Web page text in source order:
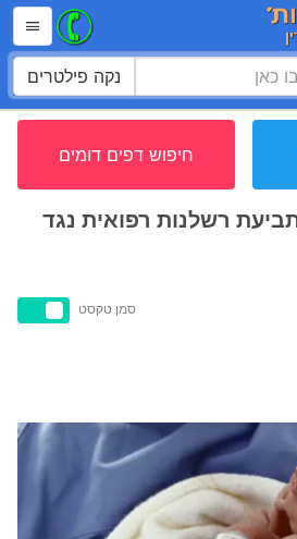
נקה פילטרים
חיפוש דפים דומים
בשבוע 27 - תביעת רשלנות רפואית נגד
סמן טקסט